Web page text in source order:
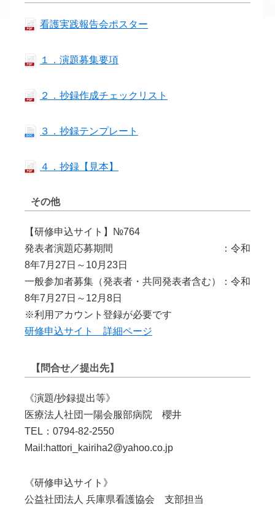
看護実践報告会ポスター
１．演題募集要項
２．抄録作成チェックリスト
３．抄録テンプレート
４．抄録【見本】
その他
【研修申込サイト】№764
発表者演題応募期間 ：令和
8年7月27日～10月23日
一般参加者募集（発表者・共同発表者含む）：令和
8年7月27日～12月8日
※利用アカウント登録が必要です
研修申込サイト 詳細ページ
【問合せ／提出先】
《演題/抄録提出等》
医療法人社団一陽会服部病院 櫻井
TEL：0794-82-2550
Mail:hattori_kairiha2@yahoo.co.jp
《研修申込サイト》
公益社団法人 兵庫県看護協会 支部担当